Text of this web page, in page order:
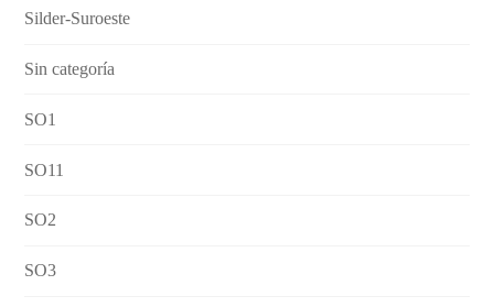
Silder-Suroeste
Sin categoría
SO1
SO11
SO2
SO3